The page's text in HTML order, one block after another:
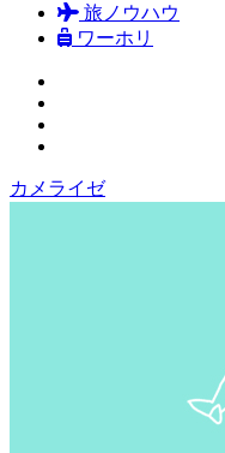
旅ノウハウ
ワーホリ
カメライゼ